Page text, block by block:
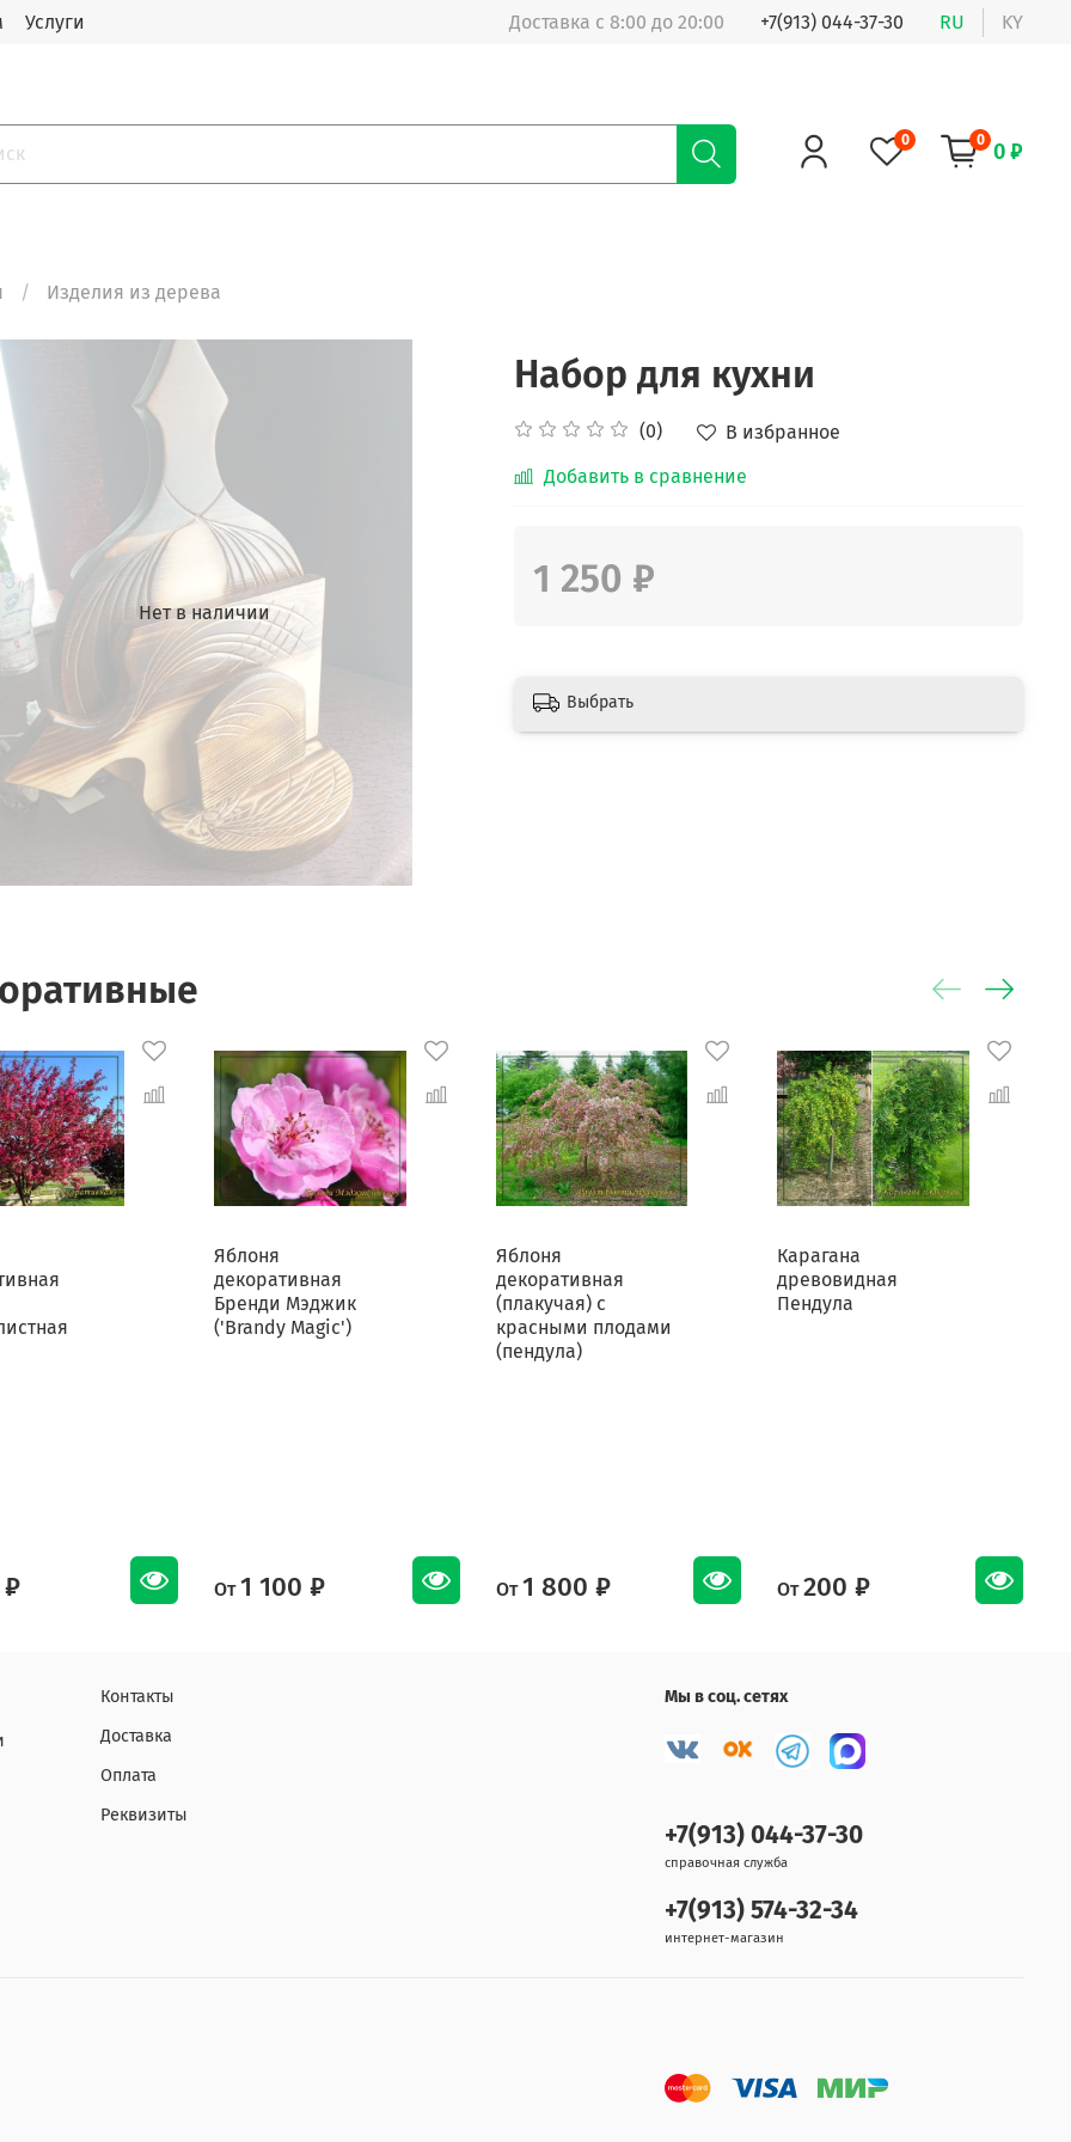
Услуги Доставка с 8:00 до 20:00 +7(913) 044-37-30 RU KY
0 0 0 ₽
Изделия из дерева
Нет в наличии
Набор для кухни
(0)
В избранное
Добавить в сравнение
1 250 ₽
Выбрать
₽
Яблоня
декоративная
Бренди Мэджик
('Brandy Magic')
От 1 100 ₽
Яблоня
декоративная
(плакучая) с
красными плодами
(пендула)
От 1 800 ₽
Карагана
древовидная
Пендула
От 200 ₽
Контакты
Доставка
Оплата
Реквизиты
Мы в соц. сетях
+7(913) 044-37-30
справочная служба
+7(913) 574-32-34
интернет-магазин